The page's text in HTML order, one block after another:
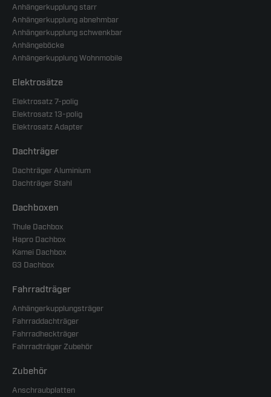
Anhängerkupplung starr
Anhängerkupplung abnehmbar
Anhängerkupplung schwenkbar
Anhängeböcke
Anhängerkupplung Wohnmobile
Elektrosätze
Elektrosatz 7-polig
Elektrosatz 13-polig
Elektrosatz Adapter
Dachträger
Dachträger Aluminium
Dachträger Stahl
Dachboxen
Thule Dachbox
Hapro Dachbox
Kamei Dachbox
G3 Dachbox
Fahrradträger
Anhängerkupplungsträger
Fahrraddachträger
Fahrradheckträger
Fahrradträger Zubehör
Zubehör
Anschraubplatten